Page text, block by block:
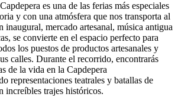
es una de las ferias más especiales
y con una atmósfera que nos transporta al
inaugural, mercado artesanal, música antigua
se convierte en el espacio perfecto para
los puestos de productos artesanales y
calles. Durante el recorrido, encontrarás
de la vida en la Capdepera
representaciones teatrales y batallas de
increíbles trajes históricos.